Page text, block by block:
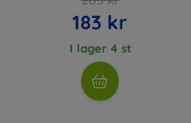
183 kr
I lager 4 st